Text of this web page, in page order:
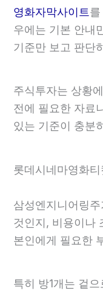
영화자막사이트
우에는 기본 안내
기준만 보고 판단
주식투자는 상황
전에 필요한 자료
있는 기준이 충분
롯데시네마영화
삼성엔지니어링
것인지, 비용이나
본인에게 필요한
특히 방1개는 겉